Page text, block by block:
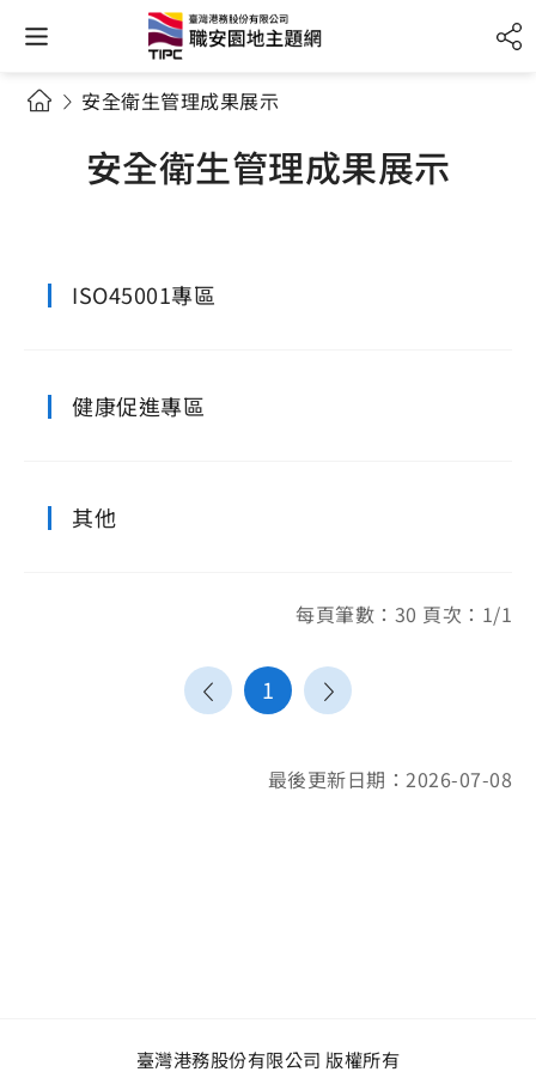
安全衛生管理成果展示
安全衛生管理成果展示
ISO45001專區
健康促進專區
其他
每頁筆數：30 頁次：1/1
1
最後更新日期：2026-07-08
臺灣港務股份有限公司 版權所有